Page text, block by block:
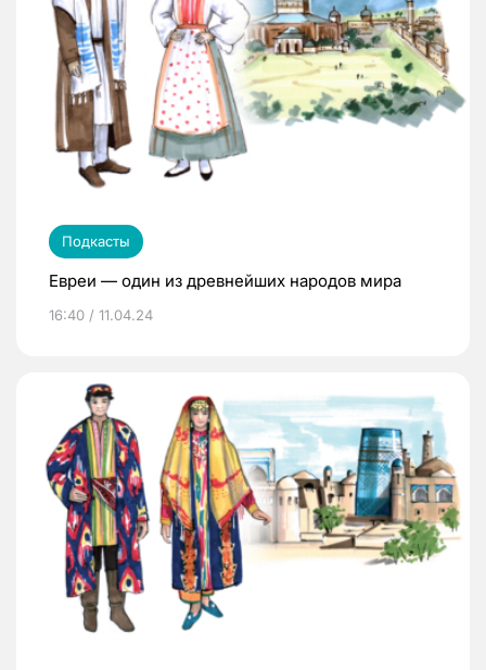
Подкасты
Евреи — один из древнейших народов мира
16:40 / 11.04.24